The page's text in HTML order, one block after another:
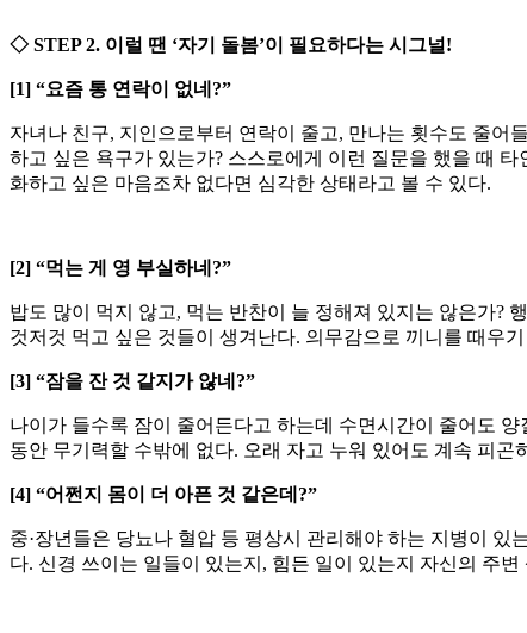
◇ STEP 2. 이럴 땐 ‘자기 돌봄’이 필요하다는 시그널!
[1] “요즘 통 연락이 없네?”
자녀나 친구, 지인으로부터 연락이 줄고, 만나는 횟수도 줄어
하고 싶은 욕구가 있는가? 스스로에게 이런 질문을 했을 때
화하고 싶은 마음조차 없다면 심각한 상태라고 볼 수 있다.
[2] “먹는 게 영 부실하네?”
밥도 많이 먹지 않고, 먹는 반찬이 늘 정해져 있지는 않은가?
것저것 먹고 싶은 것들이 생겨난다. 의무감으로 끼니를 때우
[3] “잠을 잔 것 같지가 않네?”
나이가 들수록 잠이 줄어든다고 하는데 수면시간이 줄어도
동안 무기력할 수밖에 없다. 오래 자고 누워 있어도 계속 피
[4] “어쩐지 몸이 더 아픈 것 같은데?”
중·장년들은 당뇨나 혈압 등 평상시 관리해야 하는 지병이
다. 신경 쓰이는 일들이 있는지, 힘든 일이 있는지 자신의 주